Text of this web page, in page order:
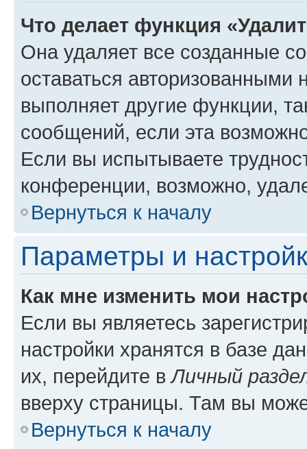
Что делает функция
Она удаляет все созданные
оставаться авторизованными
выполняет другие функции,
сообщений, если эта
Если вы испытываете
конференции, возможно,
Вернуться к началу
Параметры и
Как мне изменить мои
Если вы являетесь
настройки хранятся в базе
их, перейдите вЛичный
вверху страницы. Там вы
Вернуться к началу